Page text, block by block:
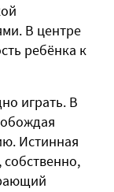
В центре
ребёнка к
играть. В
Истинная